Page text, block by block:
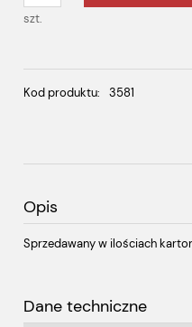
szt.
Kod produktu: 3581
Opis
Sprzedawany w ilościach
Dane techniczne